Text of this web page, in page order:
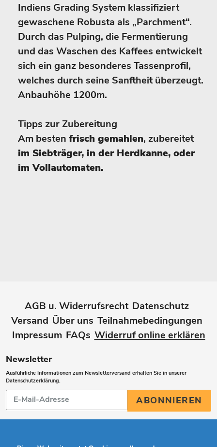
Indiens Grading System klassifiziert
gewaschene Robusta als „Parchment“.
Durch das Pulping, die Fermentierung
und das Waschen des Kaffees entwickelt
sich ein ganz besonderes Tassenprofil,
welches durch seine Sanftheit überzeugt.
Anbauhöhe 1200m.
Tipps zur Zubereitung
Am besten frisch gemahlen, zubereitet
im Siebträger, in der Herdkanne, oder
im Vollautomaten.
AGB u. Widerrufsrecht Datenschutz
Versand Über uns Teilnahmebedingungen
Impressum FAQs Widerruf online erklären
Newsletter
Ausführliche Informationen zum Newsletterversand erhalten Sie in unserer
Datenschutzerklärung.
Abonnieren
Sie
unsere
ABONNIEREN